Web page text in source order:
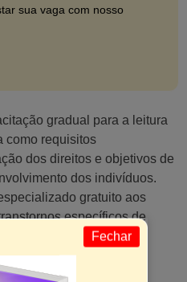
sua vaga com nosso
gradual para a leitura
como requisitos
dos direitos e objetivos de
dos indivíduos.
gratuito aos
específicos de
ou superdotação,
e modalidades,
de ensino.
Fechar